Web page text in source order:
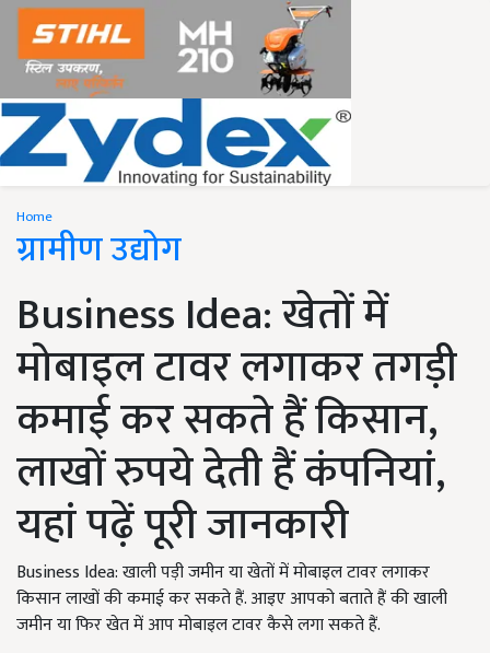
Home
ग्रामीण उद्योग
Business Idea: खेतों में
मोबाइल टावर लगाकर तगड़ी
कमाई कर सकते हैं किसान,
लाखों रुपये देती हैं कंपनियां,
यहां पढ़ें पूरी जानकारी
Business Idea: खाली पड़ी जमीन या खेतों में मोबाइल टावर लगाकर
किसान लाखों की कमाई कर सकते हैं. आइए आपको बताते हैं की खाली
जमीन या फिर खेत में आप मोबाइल टावर कैसे लगा सकते हैं.